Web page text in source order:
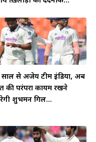
साल से अजेय टीम इंडिया, अब
की परंपरा कायम रखने
शुभमन गिल...